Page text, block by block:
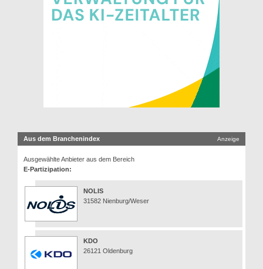
Aus dem Branchenindex Anzeige
Ausgewählte Anbieter aus dem Bereich
E-Partizipation:
NOLIS
31582 Nienburg/Weser
KDO
26121 Oldenburg